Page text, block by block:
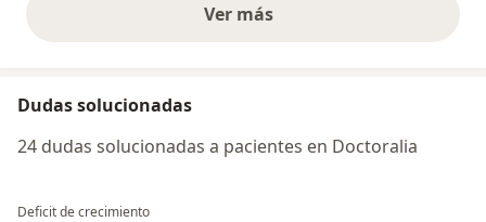
Ver másopiniones anteriores
Dudas solucionadas
24 dudas solucionadas a pacientes en Doctoralia
Deficit de crecimiento